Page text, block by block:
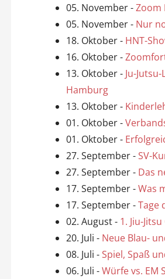
05. November-Zoom
05. November- Nur
18. Oktober- HNT-
16. Oktober-
13. Oktober- Ju-
Hamburg
13. Oktober-
01. Oktober-
01. Oktober-
27. September-SV-
27. September- Das
17. September-Was
17. September-Tage
02. August- 1. Jiu-
20. Juli - Neue Blau-
08. Juli -Spiel, Spaß
06. Juli -Würfe vs. EM